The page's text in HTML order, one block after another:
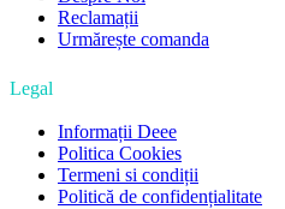
Reclamații
Urmărește comanda
Legal
Informații Deee
Politica Cookies
Termeni si condiții
Politică de confidențialitate